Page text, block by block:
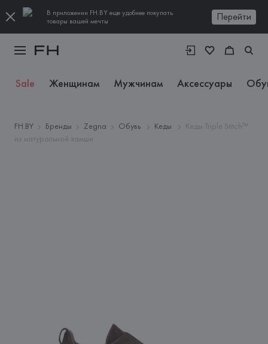
В приложении FH.BY еще удобнее покупать
товары вашей мечты
Перейти
Sale Женщинам Мужчинам Аксессуары
FH.BY Бренды Zegna Обувь Кеды
Кеды Triple Stitch™
из натуральной замши